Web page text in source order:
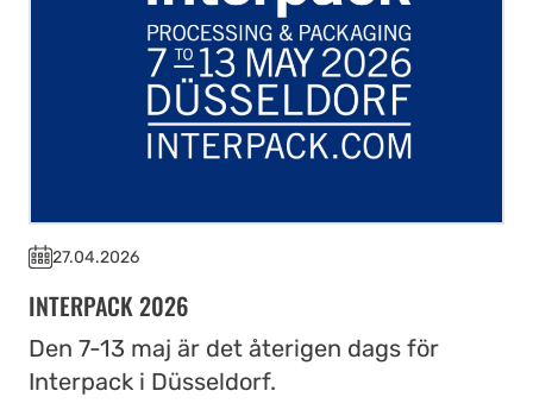
27.04.2026
INTERPACK 2026
Den 7-13 maj är det återigen dags för
Interpack i Düsseldorf.